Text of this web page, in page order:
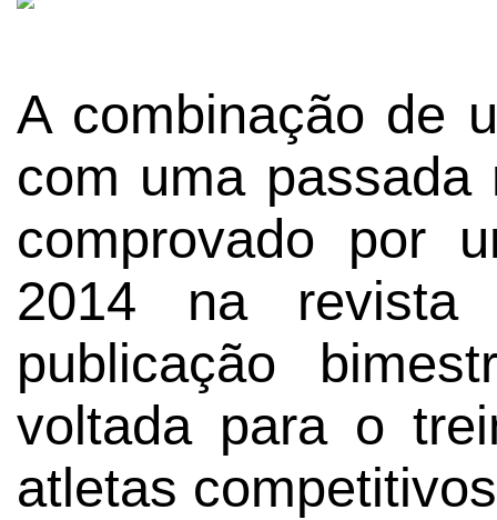
A combinação de
com uma
comprovado por
2014 na
publicação
voltada para o
atletas